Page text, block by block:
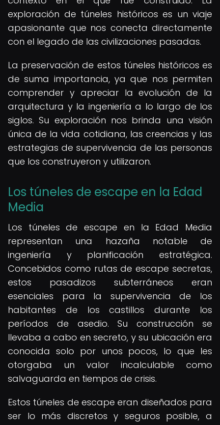
exploración de túneles históricos es un viaje
apasionante que nos conecta directamente
con el legado de las civilizaciones pasadas.
La preservación de estos túneles históricos es
de suma importancia, ya que nos permiten
comprender y apreciar la evolución de la
arquitectura y la ingeniería a lo largo de los
siglos. Su exploración nos brinda una visión
única de la vida cotidiana, las creencias y las
estrategias de supervivencia de las personas
que los construyeron y utilizaron.
Los túneles de escape en la Edad
Media
Los túneles de escape en la Edad Media
representan una hazaña notable de
ingeniería y planificación estratégica.
Concebidos como rutas de escape secretas,
estos pasadizos subterráneos eran
esenciales para la supervivencia de los
habitantes de los castillos durante los
períodos de asedio. Su construcción se
llevaba a cabo en secreto, y su ubicación era
conocida solo por unos pocos, lo que les
otorgaba un valor incalculable como
salvaguarda en tiempos de crisis.
Estos túneles de escape eran diseñados para
ser lo más discretos y seguros posible, a